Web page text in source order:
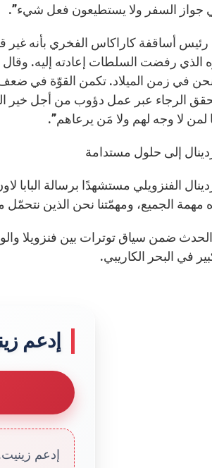
السفر ولا يستطيعون فعل شيء”.
رئيس أساقفة كاراكاس الفخري بأنه
رفضت السلطات إعادته إليه. وقال
في زمن الميلاد. تكمن القوّة في ضعف
الرجاء عبر عمل دؤوب من أجل خير
لمن لا وجه لهم ولا مَن يرعاهم”.
إلى حلول مستدامة
الفنزويلي مستشهدًا برسالة
مهمة الجميع، ومهمّتنا نحن الذين نتحمّل
الحدث ضمن سياق توترات بين فنزويلا
في البحر الكاريبي.
إدعم
إدعم